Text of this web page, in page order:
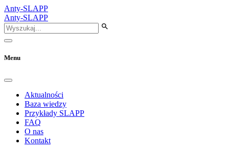
Anty-SLAPP
Anty-SLAPP
Menu
Aktualności
Baza wiedzy
Przykłady SLAPP
FAQ
O nas
Kontakt